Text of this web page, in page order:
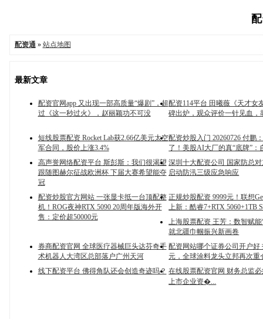
配资通» 站点地图
最新文章
配资官网app 又出现一部高质量“爆剧”，超
过《这一秒过火》，赵丽颖功不可没
配资114平台 田曦薇《天才女
碑出炉，观众评价一针见血，
短线股票配资 Rocket Lab获2.66亿美元太空
军合同，股价上涨3.4%
配资炒股入门 20260726 付鹏
了！美股AI大厂的真“底牌”：
高声誉网络配资平台 斯彭斯：我们很渴望
跟随图赫尔征战欧洲杯 下届大赛希望能夺
冠
深圳十大配资公司 国家防总
启动防汛三级应急响应
配资炒股官方网站 一张显卡抵一台顶配整
机！ROG夜神RTX 5090 20周年版海外开
售：定价超50000元
正规炒股配资 9999元！联想
上新：酷睿7+RTX 5060+1TB
上海股票配资 王芳：数智赋能
就北疆巾帼振兴新画卷
券商配资官网 全球医疗器械巨头达芬奇手
术机器人大湾区总部落户广州天河
配资网站哪个证券公司开户好
元，全球涂料龙头立邦再次重
线下配资平台 佛得角队还会创造奇迹吗？ 在线股票配资官网 财务总监
上市企业资�...